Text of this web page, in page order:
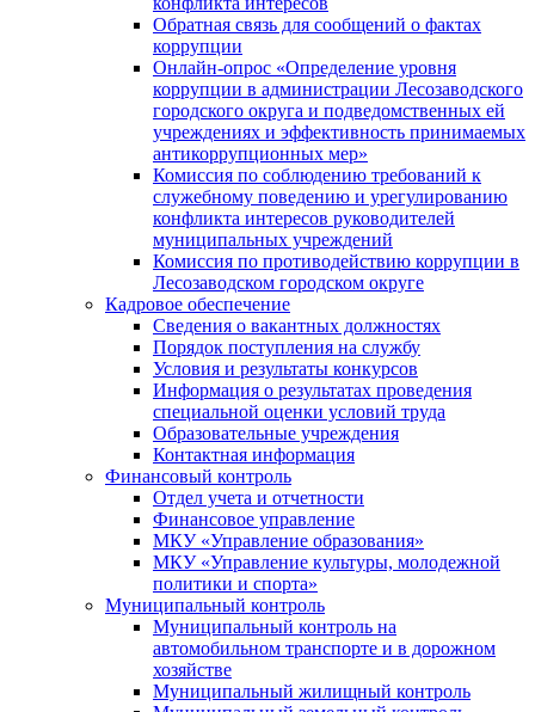
Обратная связь для сообщений о фактах
коррупции
Онлайн-опрос «Определение уровня
коррупции в администрации Лесозаводского
городского округа и подведомственных ей
учреждениях и эффективность принимаемых
антикоррупционных мер»
Комиссия по соблюдению требований к
служебному поведению и урегулированию
конфликта интересов руководителей
муниципальных учреждений
Комиссия по противодействию коррупции в
Лесозаводском городском округе
Кадровое обеспечение
Сведения о вакантных должностях
Порядок поступления на службу
Условия и результаты конкурсов
Информация о результатах проведения
специальной оценки условий труда
Образовательные учреждения
Контактная информация
Финансовый контроль
Отдел учета и отчетности
Финансовое управление
МКУ «Управление образования»
МКУ «Управление культуры, молодежной
политики и спорта»
Муниципальный контроль
Муниципальный контроль на
автомобильном транспорте и в дорожном
хозяйстве
Муниципальный жилищный контроль